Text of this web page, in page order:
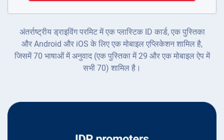
अंतर्राष्ट्रीय ड्राइविंग परमिट में एक प्लास्टिक ID कार्ड, एक पुस्तिका
और Android और iOS के लिए एक मोबाइल एप्लिकेशन शामिल है,
जिसमें 70 भाषाओं में अनुवाद (एक पुस्तिका में 29 और एक मोबाइल ऐप में
सभी 70) शामिल है।